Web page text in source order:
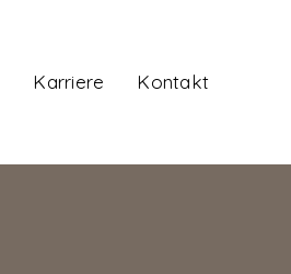
Karriere Kontakt